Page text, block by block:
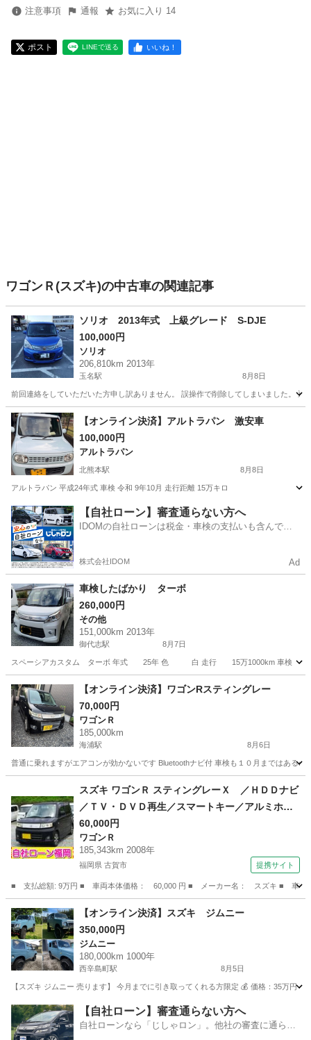
注意事項 通報 お気に入り 14
ポスト LINEで送る いいね！
ワゴンＲ(スズキ)の中古車の関連記事
ソリオ 2013年式 上級グレード S-DJE
100,000円
ソリオ
206,810km 2013年
玉名駅 8月8日
前回連絡をしていただいた方申し訳ありません。 誤操作で削除してしまいました。
熊本 玉名市 玉名駅 ソリオ
【オンライン決済】アルトラパン 激安車
100,000円
アルトラパン
北熊本駅 8月8日
アルトラパン 平成24年式 車検 令和 9年10月 走行距離 15万キロ
熊本 熊本市 北熊本駅 アルトラパン
【自社ローン】審査通らない方へ
IDOMの自社ローンは税金・車検の支払いも含んでい
株式会社IDOM Ad
車検したばかり ターボ
260,000円
その他
151,000km 2013年
御代志駅 8月7日
スペーシアカスタム ターボ 年式 25年 色 白 走行 15万1000km 車検 10年8月
熊本 菊池市 御代志駅 その他
【オンライン決済】ワゴンRスティングレー
70,000円
ワゴンＲ
185,000km
海浦駅 8月6日
普通に乗れますがエアコンが効かないです Bluetoothナビ付 車検も１０月まではある
海浦駅 ワゴンＲ
スズキ ワゴンＲ スティングレーＸ ／ＨＤＤナビ
／ＴＶ・ＤＶＤ再生／スマートキー／アルミホイ
ール／ＨＩＤライト／盗難防止／電格ミラー／タ
イミングチェーン （検9.6）
60,000円
ワゴンＲ
185,343km 2008年
福岡県 古賀市 提携サイト
■ 支払総額: 9万円 ■ 車両本体価格： 60,000 円 ■ メーカー名： スズキ ■ 車種名
福岡 古賀市 ワゴンＲ
【オンライン決済】スズキ ジムニー
350,000円
ジムニー
180,000km 1000年
西辛島町駅 8月5日
【スズキ ジムニー 売ります】 今月までに引き取ってくれる方限定 💰 価格：35万円
熊本 熊本市 西辛島町駅 ジムニー 走行距離
【自社ローン】審査通らない方へ
自社ローンなら「じしゃロン」。他社の審査に通らな